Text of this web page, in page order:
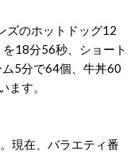
ズのホットドッグ12
18分56秒、ショート
5分で64個、牛丼60
ます。
現在、バラエティ番